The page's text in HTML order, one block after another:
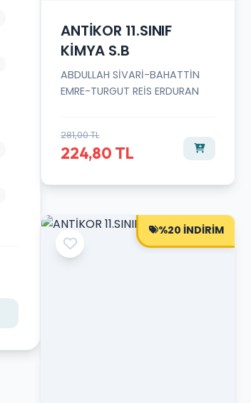
ANTİKOR 11.SINIF
KİMYA S.B
ABDULLAH SİVARİ-BAHATTİN
EMRE-TURGUT REİS ERDURAN
281,00 TL
224,80 TL
%20 İNDİRİM